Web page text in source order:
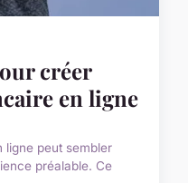
créer
en ligne
ligne peut sembler
préalable. Ce